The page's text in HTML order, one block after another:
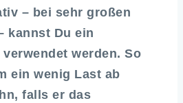
– bei sehr großen
kannst Du ein
werden. So
ein wenig Last ab
falls er das